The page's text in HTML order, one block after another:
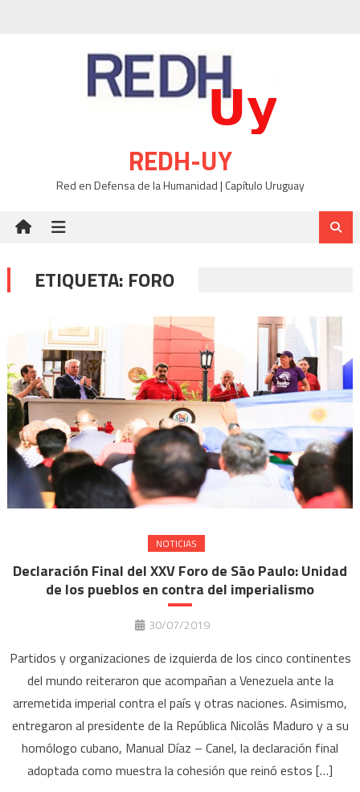
REDH-UY
Red en Defensa de la Humanidad | Capítulo Uruguay
ETIQUETA: FORO
NOTICIAS
Declaración Final del XXV Foro de São Paulo: Unidad
de los pueblos en contra del imperialismo
30/07/2019
Partidos y organizaciones de izquierda de los cinco continentes
del mundo reiteraron que acompañan a Venezuela ante la
arremetida imperial contra el país y otras naciones. Asimismo,
entregaron al presidente de la República Nicolás Maduro y a su
homólogo cubano, Manual Díaz – Canel, la declaración final
adoptada como muestra la cohesión que reinó estos […]